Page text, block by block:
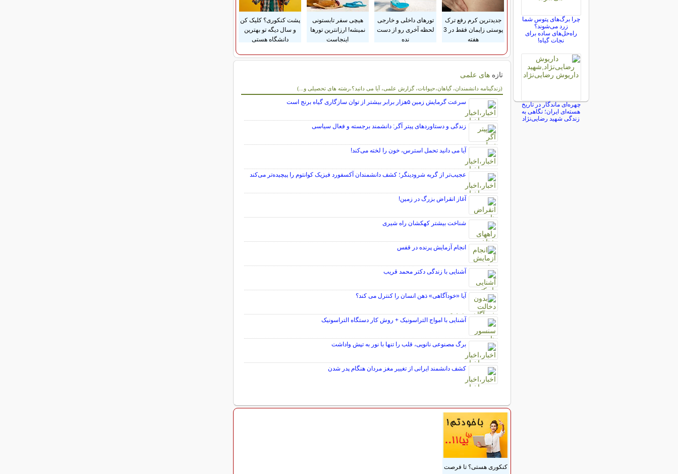
جدیدترین کرم رفع ترک
پوستی زایمان فقط در 3
هفته
تورهای داخلی و خارجی
لحظه آخری رو از دست
نده
هیچی سفر تابستونی
نمیشه! ارزانترین تورها
اینجاست
پشت کنکوری؟ کلیک کن
و سال دیگه تو بهترین
دانشگاه هستی
تازه های علمی
(زندگینامه دانشمندان، گیاهان،حیوانات، گزارش علمی، آیا می دانید؟،رشته های تحصیلی و...)
سایر مطالب علمی و آموزشی
سرعت گرمایش زمین ۵هزار برابر بیشتر از توان سازگاری گیاه برنج است
زندگی و دستاوردهای پیتر آگر: دانشمند برجسته و فعال سیاسی
آیا می دانید تحمل استرس، خون را لخته می‌کند!
عجیب‌تر از گربه شرودینگر؛ کشف دانشمندان آکسفورد فیزیک کوانتوم را پیچیده‌تر می‌کند
آغاز انقراض بزرگ در زمین!
شناخت بیشتر کهکشان راه شیری
انجام آزمایش پرنده در قفس
آشنایی با زندگی دکتر محمد قریب
آیا «خودآگاهی» ذهن انسان را کنترل می کند؟
آشنایی با امواج التراسونیک + روش کار دستگاه التراسونیک
برگ مصنوعی نانویی، قلب را تنها با نور به تپش واداشت
کشف دانشمند ایرانی از تغییر مغز مردان هنگام پدر شدن
کنکوری هستی؟ تا فرصت
چرا برگ‌های پتوس شما
زرد می‌شوند؟
راه‌حل‌های ساده برای
نجات گیاه!
چهره‌ای ماندگار در تاریخ
هسته‌ای ایران؛ نگاهی به
زندگی شهید رضایی‌نژاد